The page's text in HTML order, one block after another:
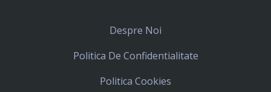
Despre Noi
Politica De Confidentialitate
Politica Cookies